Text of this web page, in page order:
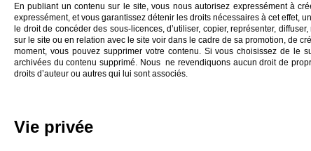
En publiant un contenu sur le site, vous nous autorisez expressément à
expressément, et vous garantissez détenir les droits nécessaires à cet effet,
le droit de concéder des sous-licences, d’utiliser, copier, représenter,
sur le site ou en relation avec le site voir dans le cadre de sa promotion, de
moment, vous pouvez supprimer votre contenu. Si vous choisissez de le
archivées du contenu supprimé. Nous ne revendiquons aucun droit de
droits d’auteur ou autres qui lui sont associés.
Vie privée